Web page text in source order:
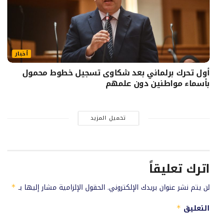
أخبار
أول تحرك برلماني بعد شكاوى تسجيل خطوط محمول
بأسماء مواطنين دون علمهم
تحميل المزيد
اترك تعليقاً
لن يتم نشر عنوان بريدك الإلكتروني. الحقول الإلزامية مشار إليها بـ *
التعليق *